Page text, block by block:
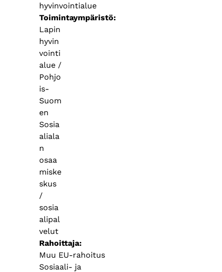
hyvinvointialue
Toimintaympäristö
Lapin
hyvin
vointi
alue /
Pohjo
is-
Suom
en
Sosia
aliala
n
osaa
miske
skus
/
sosia
alipal
velut
Rahoittaja
Muu EU-rahoitus
Sosiaali- ja